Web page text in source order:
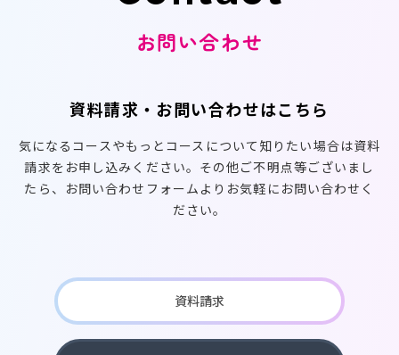
お問い合わせ
資料請求・お問い合わせはこちら
気になるコースやもっとコースについて知りたい場合は資料
請求をお申し込みください。その他ご不明点等ございまし
たら、お問い合わせフォームよりお気軽にお問い合わせく
ださい。
資料請求